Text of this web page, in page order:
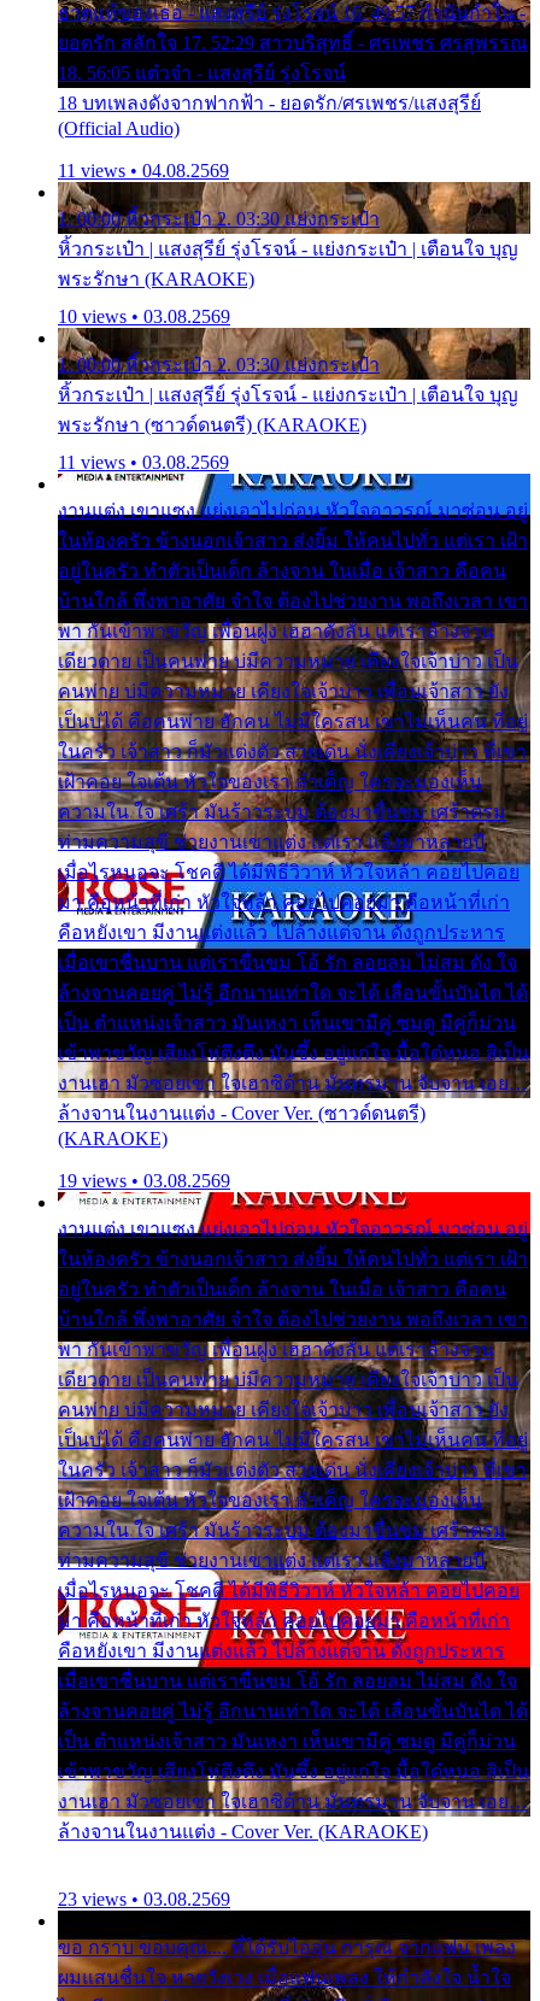
ธาตุแท้ของเธอ - แสงสุรีย์ รุ่งโรจน์ 16. 49:57 กำนันกำใน -
ยอดรัก สลักใจ 17. 52:29 สาวบริสุทธิ์ - ศรเพชร ศรสุพรรณ
18. 56:05 แต๋วจ๋า - แสงสุรีย์ รุ่งโรจน์
18 บทเพลงดังจากฟากฟ้า - ยอดรัก/ศรเพชร/แสงสุรีย์
(Official Audio)
11 views • 04.08.2569
1. 00:00 หิ้วกระเป๋า 2. 03:30 แย่งกระเป๋า
หิ้วกระเป๋า | แสงสุรีย์ รุ่งโรจน์ - แย่งกระเป๋า | เตือนใจ บุญ
พระรักษา (KARAOKE)
10 views • 03.08.2569
1. 00:00 หิ้วกระเป๋า 2. 03:30 แย่งกระเป๋า
หิ้วกระเป๋า | แสงสุรีย์ รุ่งโรจน์ - แย่งกระเป๋า | เตือนใจ บุญ
พระรักษา (ซาวด์ดนตรี) (KARAOKE)
11 views • 03.08.2569
งานแต่ง เขาแซง แย่งเอาไปก่อน หัวใจอาวรณ์ มาซ่อน อยู่
ในห้องครัว ข้างนอกเจ้าสาว ส่งยิ้ม ให้คนไปทั่ว แต่เรา เฝ้า
อยู่ในครัว ทำตัวเป็นเด็ก ล้างจาน ในเมื่อ เจ้าสาว คือคน
บ้านใกล้ พึ่งพาอาศัย จำใจ ต้องไปช่วยงาน พอถึงเวลา เขา
พา กันเข้าพาขวัญ เพื่อนฝูง เฮฮาดังลั่น แต่เราล้างจาน
เดียวดาย เป็นคนพ่าย บ่มีความหมาย เคียงใจเจ้าบ่าว เป็น
คนพ่าย บ่มีความหมาย เคียงใจเจ้าบ่าว เพื่อนเจ้าสาว ยัง
เป็นบ่ได้ คือคนพ่าย ฮักคน ไม่มีใครสน เขาไม่เห็นคน ที่อยู่
ในครัว เจ้าสาว ก็มัวแต่งตัว สวยเด่น นั่งเคียงเจ้าบ่าว ที่เขา
เฝ้าคอย ใจเต้น หัวใจของเรา ลำเค็ญ ใครจะมองเห็น
ความใน ใจ เศร้า มันร้าวระบม ต้องมาขื่นขม เศร้าตรม
ท่ามความสุขี ช่วยงานเขาแต่ง แต่เรา แล้งมาหลายปี
เมื่อไรหนอจะ โชคดี ได้มีพิธีวิวาห์ หัวใจหล้า คอยไปคอย
มา คือหน้าที่เก่า หัวใจหล้า คอยไปคอยมา คือหน้าที่เก่า
คือหยังเขา มีงานแต่งแล้ว ไปล้างแต่จาน ดั่งถูกประหาร
เมื่อเขาชื่นบาน แต่เราขื่นขม โอ้ รัก ลอยลม ไม่สม ดัง ใจ
ล้างจานคอยคู่ ไม่รู้ อีกนานเท่าใด จะได้ เลื่อนขั้นบันได ได้
เป็น ตำแหน่งเจ้าสาว มันเหงา เห็นเขามีคู่ ซมดู มีคู่ก็ม่วน
เข้าพาขวัญ เสียงโห่ตึงตึง มันซึ้ง อยู่แก่ใจ มื้อใด๋หนอ สิเป็น
งานเฮา มัวซอยเขา ใจเฮาซิด้าน มันทรมาน จับจาน เอย…
ล้างจานในงานแต่ง - Cover Ver. (ซาวด์ดนตรี)
(KARAOKE)
19 views • 03.08.2569
งานแต่ง เขาแซง แย่งเอาไปก่อน หัวใจอาวรณ์ มาซ่อน อยู่
ในห้องครัว ข้างนอกเจ้าสาว ส่งยิ้ม ให้คนไปทั่ว แต่เรา เฝ้า
อยู่ในครัว ทำตัวเป็นเด็ก ล้างจาน ในเมื่อ เจ้าสาว คือคน
บ้านใกล้ พึ่งพาอาศัย จำใจ ต้องไปช่วยงาน พอถึงเวลา เขา
พา กันเข้าพาขวัญ เพื่อนฝูง เฮฮาดังลั่น แต่เราล้างจาน
เดียวดาย เป็นคนพ่าย บ่มีความหมาย เคียงใจเจ้าบ่าว เป็น
คนพ่าย บ่มีความหมาย เคียงใจเจ้าบ่าว เพื่อนเจ้าสาว ยัง
เป็นบ่ได้ คือคนพ่าย ฮักคน ไม่มีใครสน เขาไม่เห็นคน ที่อยู่
ในครัว เจ้าสาว ก็มัวแต่งตัว สวยเด่น นั่งเคียงเจ้าบ่าว ที่เขา
เฝ้าคอย ใจเต้น หัวใจของเรา ลำเค็ญ ใครจะมองเห็น
ความใน ใจ เศร้า มันร้าวระบม ต้องมาขื่นขม เศร้าตรม
ท่ามความสุขี ช่วยงานเขาแต่ง แต่เรา แล้งมาหลายปี
เมื่อไรหนอจะ โชคดี ได้มีพิธีวิวาห์ หัวใจหล้า คอยไปคอย
มา คือหน้าที่เก่า หัวใจหล้า คอยไปคอยมา คือหน้าที่เก่า
คือหยังเขา มีงานแต่งแล้ว ไปล้างแต่จาน ดั่งถูกประหาร
เมื่อเขาชื่นบาน แต่เราขื่นขม โอ้ รัก ลอยลม ไม่สม ดัง ใจ
ล้างจานคอยคู่ ไม่รู้ อีกนานเท่าใด จะได้ เลื่อนขั้นบันได ได้
เป็น ตำแหน่งเจ้าสาว มันเหงา เห็นเขามีคู่ ซมดู มีคู่ก็ม่วน
เข้าพาขวัญ เสียงโห่ตึงตึง มันซึ้ง อยู่แก่ใจ มื้อใด๋หนอ สิเป็น
งานเฮา มัวซอยเขา ใจเฮาซิด้าน มันทรมาน จับจาน เอย…
ล้างจานในงานแต่ง - Cover Ver. (KARAOKE)
23 views • 03.08.2569
ขอ กราบ ขอบคุณ.... ที่ได้รับไออุ่น การุณ จากแฟน เพลง
ผมแสนชื่นใจ หายวังเวง เมื่อแฟนเพลง ให้กำลังใจ น้ำใจ